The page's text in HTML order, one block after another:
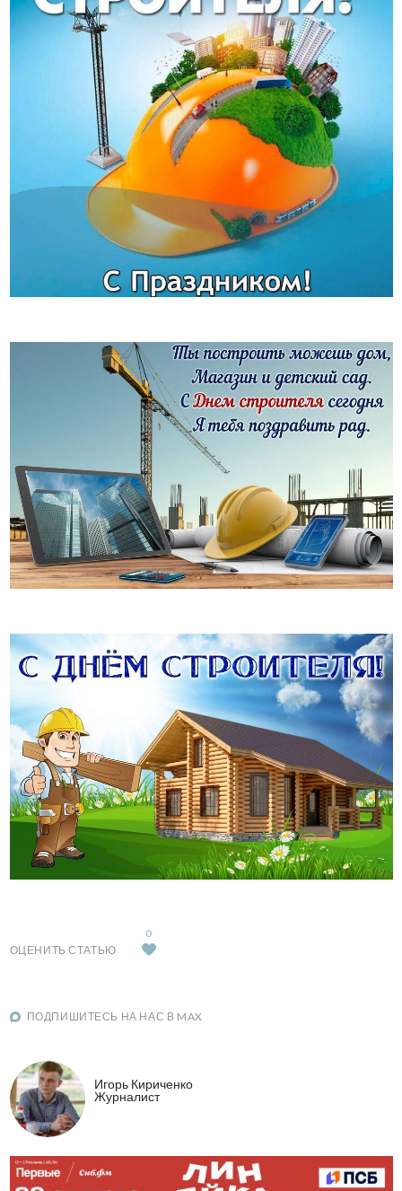
ОЦЕНИТЬ СТАТЬЮ
0
ПОДПИШИТЕСЬ НА НАС В MAX
Игорь Кириченко
Журналист